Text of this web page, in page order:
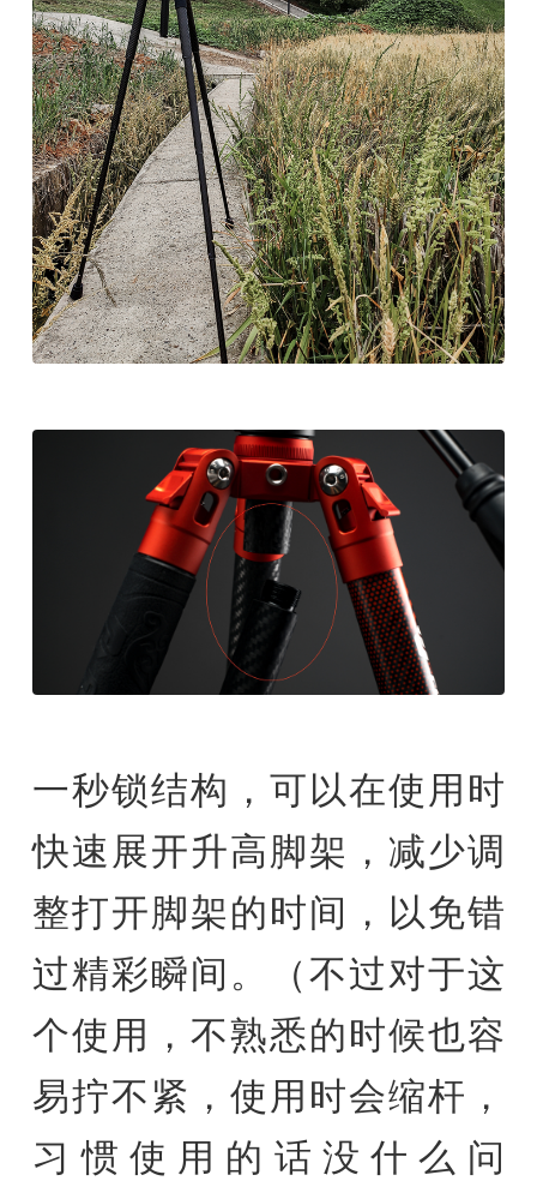
一秒锁结构，可以在使用时
快速展开升高脚架，减少调
整打开脚架的时间，以免错
过精彩瞬间。（不过对于这
个使用，不熟悉的时候也容
易拧不紧，使用时会缩杆，
习惯使用的话没什么问